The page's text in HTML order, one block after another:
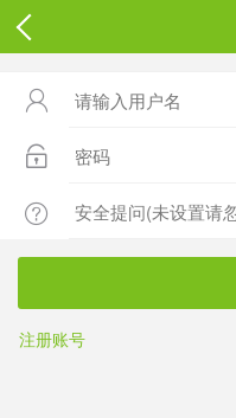



注册账号